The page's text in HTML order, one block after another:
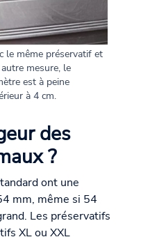
le même préservatif et
mesure, le
est à peine
à 4 cm.
des
?
ont une
mm, même si 54
Les préservatifs
XL ou XXL